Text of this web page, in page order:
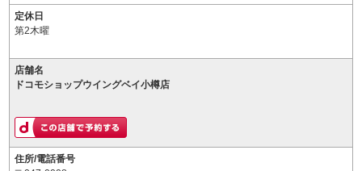
定休日
第2木曜
店舗名
ドコモショップウイングベイ小樽店
住所/電話番号